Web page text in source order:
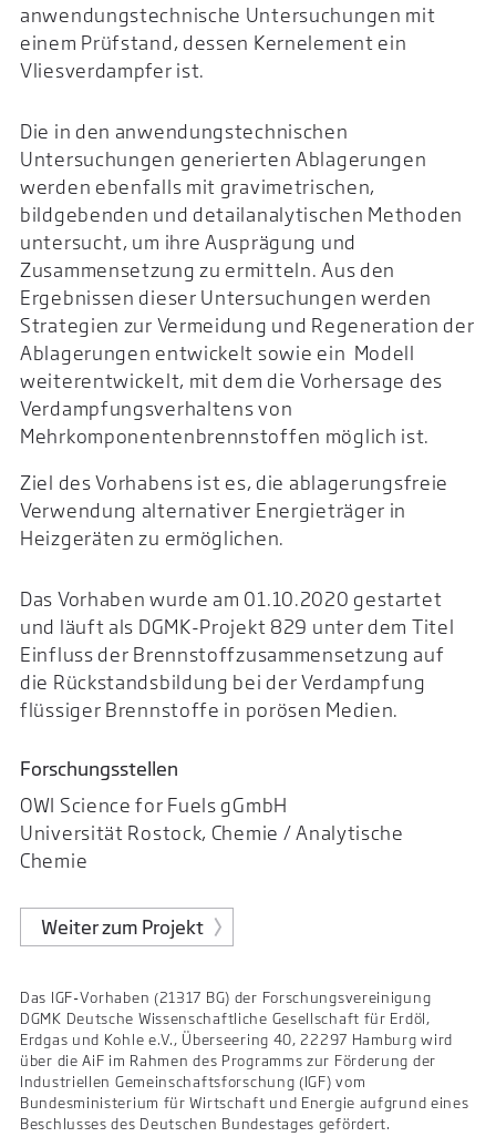
anwendungstechnische Untersuchungen mit
einem Prüfstand, dessen Kernelement ein
Vliesverdampfer ist.
Die in den anwendungstechnischen
Untersuchungen generierten Ablagerungen
werden ebenfalls mit gravimetrischen,
bildgebenden und detailanalytischen Methoden
untersucht, um ihre Ausprägung und
Zusammensetzung zu ermitteln. Aus den
Ergebnissen dieser Untersuchungen werden
Strategien zur Vermeidung und Regeneration der
Ablagerungen entwickelt sowie ein Modell
weiterentwickelt, mit dem die Vorhersage des
Verdampfungsverhaltens von
Mehrkomponentenbrennstoffen möglich ist.
Ziel des Vorhabens ist es, die ablagerungsfreie
Verwendung alternativer Energieträger in
Heizgeräten zu ermöglichen.
Das Vorhaben wurde am 01.10.2020 gestartet
und läuft als DGMK-Projekt 829 unter dem Titel
Einfluss der Brennstoffzusammensetzung auf
die Rückstandsbildung bei der Verdampfung
flüssiger Brennstoffe in porösen Medien.
Forschungsstellen
OWI Science for Fuels gGmbH
Universität Rostock, Chemie / Analytische
Chemie
Weiter zum Projekt
Das IGF-Vorhaben (21317 BG) der Forschungsvereinigung
DGMK Deutsche Wissenschaftliche Gesellschaft für Erdöl,
Erdgas und Kohle e.V., Überseering 40, 22297 Hamburg wird
über die AiF im Rahmen des Programms zur Förderung der
Industriellen Gemeinschaftsforschung (IGF) vom
Bundesministerium für Wirtschaft und Energie aufgrund eines
Beschlusses des Deutschen Bundestages gefördert.